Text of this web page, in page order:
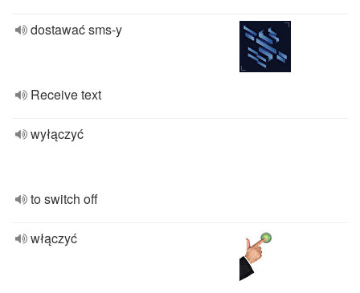
dostawać sms-y
Receive text
wyłączyć
to switch off
włączyć